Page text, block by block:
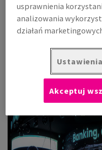
Przygotowanie
wydarzenie
usprawnienia
analizowania
działań
Akceptuj